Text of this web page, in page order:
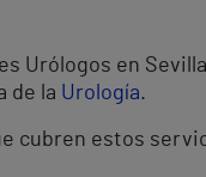
Urólogos en
de la Urología.
cubren estos